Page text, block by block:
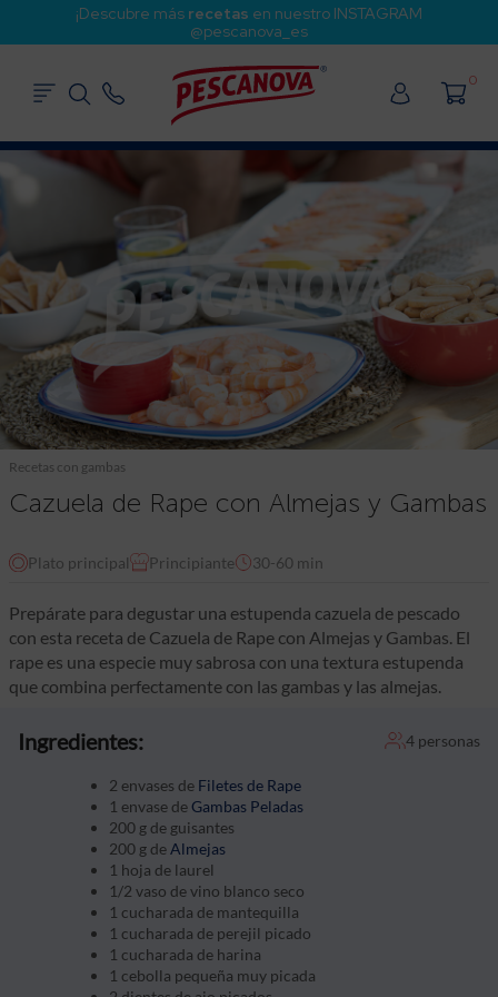
¡Descubre más recetas en nuestro INSTAGRAM
@pescanova_es
0
Recetas con gambas
Cazuela de Rape con Almejas y Gambas
Plato principal Principiante 30-60 min
Prepárate para degustar una estupenda cazuela de pescado
con esta receta de Cazuela de Rape con Almejas y Gambas. El
rape es una especie muy sabrosa con una textura estupenda
que combina perfectamente con las gambas y las almejas.
Ingredientes: 4 personas
2 envases de Filetes de Rape
1 envase de Gambas Peladas
200 g de guisantes
200 g de Almejas
1 hoja de laurel
1/2 vaso de vino blanco seco
1 cucharada de mantequilla
1 cucharada de perejil picado
1 cucharada de harina
1 cebolla pequeña muy picada